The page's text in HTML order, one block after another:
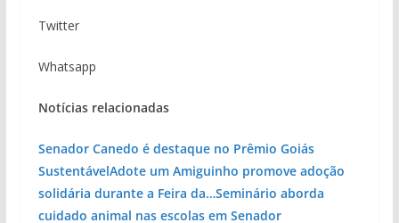
Twitter
Whatsapp
Notícias relacionadas
Senador Canedo é destaque no Prêmio Goiás
SustentávelAdote um Amiguinho promove adoção
solidária durante a Feira da…Seminário aborda
cuidado animal nas escolas em Senador